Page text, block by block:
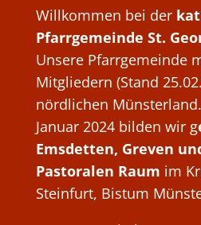
Willkommen bei der
Pfarrgemeinde St.
Unsere Pfarrgemeinde
Mitgliedern (Stand
nördlichen
Januar 2024 bilden wir g
Emsdetten, Greven
Pastoralen Raum im
Steinfurt, Bistum